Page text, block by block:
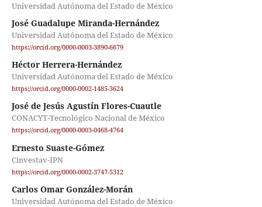
Universidad Autónoma del Estado de México
José Guadalupe Miranda-Hernández
Universidad Autónoma del Estado de México
https://orcid.org/0000-0003-3890-6679
Héctor Herrera-Hernández
Universidad Autónoma del Estado de México
https://orcid.org/0000-0002-1485-3624
José de Jesús Agustín Flores-Cuautle
CONACYT-Tecnológico Nacional de México
https://orcid.org/0000-0003-0468-4764
Ernesto Suaste-Gómez
Cinvestav-IPN
https://orcid.org/0000-0002-3747-5312
Carlos Omar González-Morán
Universidad Autónoma del Estado de México